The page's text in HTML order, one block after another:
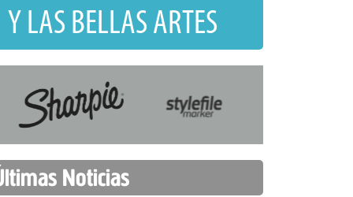
LAS BELLAS ARTES
Noticias